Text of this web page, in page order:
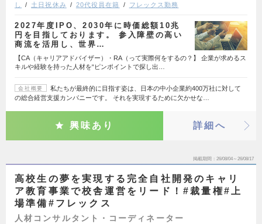
し
土日祝休み 20代役員在籍 フレックス勤務
2027年度IPO、2030年に時価総額10兆
円を目指しております。 参入障壁の高い
商流を活用し、世界…
【CA（キャリアアドバイザー）・RA（って実際何をするの？】 企業が求めるス
キルや経験を持った人材を“ピンポイントで探し出…
会社概要
私たちが最終的に目指す姿は、日本の中小企業約400万社に対して
の総合経営支援カンパニーです。 それを実現するために欠かせな…
興味あり 詳細へ
掲載期間 26/08/04～26/08/17
高校生の夢を実現する完全自社開発のキャリ
ア教育事業で校舎運営をリード！#裁量権#上
場準備#フレックス
人材コンサルタント・コーディネーター